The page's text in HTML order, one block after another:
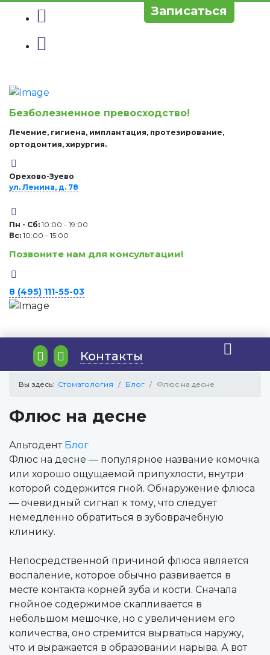
Записаться
Безболезненное превосходство!
Лечение, гигиена, имплантация, протезирование,
ортодонтия, хирургия.
Орехово-Зуево
ул. Ленина, д. 78
Пн - Сб: 10:00 - 19:00
Вc: 10:00 - 15:00
Позвоните нам для консультации!
8 (495) 111-55-03
Контакты
Вы здесь: Стоматология Блог Флюс на десне
Флюс на десне
Альтодент Блог
Флюс на десне — популярное название комочка
или хорошо ощущаемой припухлости, внутри
которой содержится гной. Обнаружение флюса
— очевидный сигнал к тому, что следует
немедленно обратиться в зубоврачебную
клинику.
Непосредственной причиной флюса является
воспаление, которое обычно развивается в
месте контакта корней зуба и кости. Сначала
гнойное содержимое скапливается в
небольшом мешочке, но с увеличением его
количества, оно стремится вырваться наружу,
что и выражается в образовании нарыва. А вот